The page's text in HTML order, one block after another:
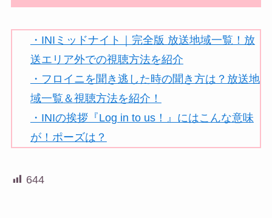
・INIミッドナイト｜完全版 放送地域一覧！放
送エリア外での視聴方法を紹介
・フロイニを聞き逃した時の聞き方は？放送地
域一覧＆視聴方法を紹介！
・INIの挨拶『Log in to us！』にはこんな意味
が！ポーズは？
644